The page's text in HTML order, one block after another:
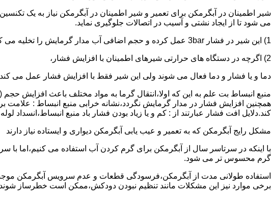
شیر اطمینان در آبگرمکن برای تعمیر و شیر اطمینان در آبگرمکن نیاز به یک
می شود تا از ایجاد نشتی و آسیب در اتصالات جلوگیری نماید.
1) این شیر در فشار 3bar عمل کرده و حجم اضافی آب مدار گرمایش را تخلیه می کند.
2) اگرچه در دستگاه های حرارتی شیرهای اطمینان با افزایش فشار،
دما و یا فشار و دما فعال می شوند ولی این شیر فقط با افزایش فشار عمل می
منبع انبساط بت علم به این که اولا،انتقال گرما به مواد مختلف باعث افزایش
همچنین افزایش فشار در مدار گرمایش نگردد،نشانه خرابی منبع انبساط :
کند.دلایل افت فشار عبارتند از : کم و یا زیاد بودن فشار باد منبع انبساط،انسداد
مشکل رایج آبگرمکن که به تعمیر و عیب یابی آبگرمکن دیواری و ایستاده نیاز دارند
با اینکه در سرتاسر سال از آبگرمکن برای گرم کردن آب استفاده می کنیم،اما
گرم محسوس تر می شود.
استفاده طولانی مدت از آبگرمکن،فرسودگی قطعات و عدم سرویس آبگرمکن
برخی موارد نیز این مشکلات مانند تنظیم نبودن دودکش،ممکن است خطرساز